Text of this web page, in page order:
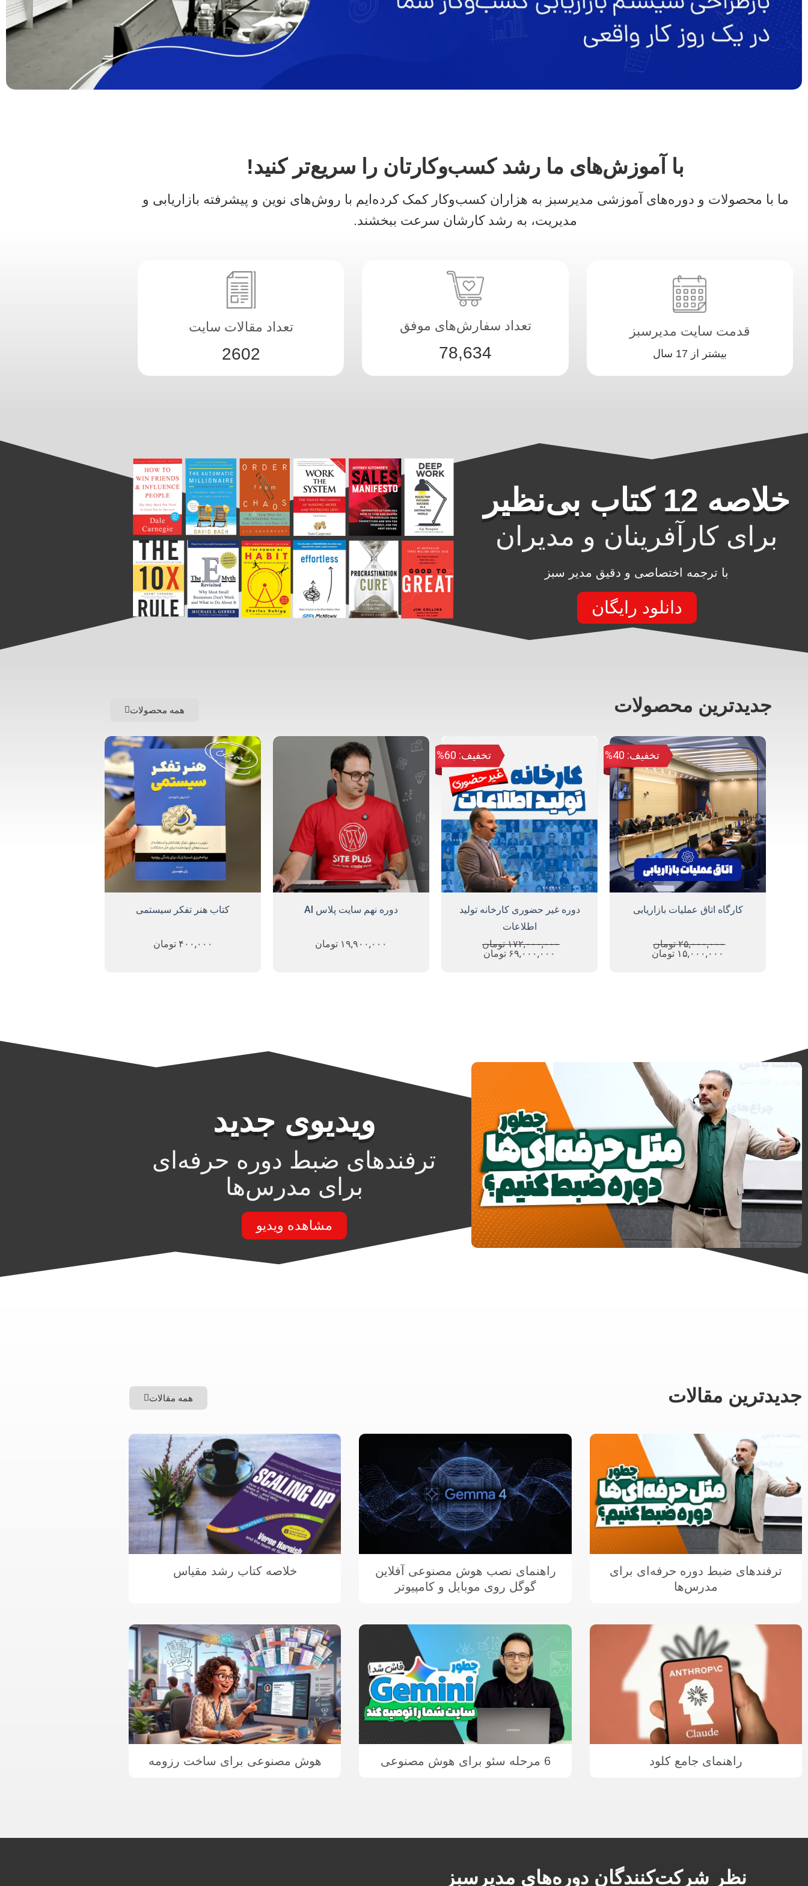
با آموزش‌های ما رشد کسب‌وکارتان را سریع‌تر کنید!
ما با محصولات و دوره‌های آموزشی مدیرسبز به هزاران کسب‌وکار کمک کرده‌ایم با روش‌های نوین و پیشرفته بازاریابی و
مدیریت، به رشد کارشان سرعت ببخشند.
قدمت سایت مدیرسبز
بیشتر از 17 سال
تعداد سفارش‌های موفق
78,634
تعداد مقالات سایت
2602
خلاصه 12 کتاب بی‌نظیر
برای کارآفرینان و مدیران
با ترجمه اختصاصی و دقیق مدیر سبز
دانلود رایگان
جدیدترین محصولات همه محصولات
تخفیف: 40%
کارگاه اتاق عملیات بازاریابی
۲۵,۰۰۰,۰۰۰ تومان
۱۵,۰۰۰,۰۰۰ تومان
تخفیف: 60%
دوره غیر حضوری کارخانه تولید
اطلاعات
۱۷۲,۰۰۰,۰۰۰ تومان
۶۹,۰۰۰,۰۰۰ تومان
دوره نهم سایت پلاس AI
۱۹,۹۰۰,۰۰۰ تومان
کتاب هنر تفکر سیستمی
۴۰۰,۰۰۰ تومان
ویدیوی جدید
ترفندهای ضبط دوره حرفه‌ای
برای مدرس‌ها
مشاهده ویدیو
جدیدترین مقالات همه مقالات
ترفندهای ضبط دوره حرفه‌ای برای
مدرس‌ها
راهنمای نصب هوش مصنوعی آفلاین
گوگل روی موبایل و کامپیوتر
خلاصه کتاب رشد مقیاس
راهنمای جامع کلود 6 مرحله سئو برای هوش مصنوعی هوش مصنوعی برای ساخت رزومه
نظر شرکت‌کنندگان دوره‌های مدیرسبز